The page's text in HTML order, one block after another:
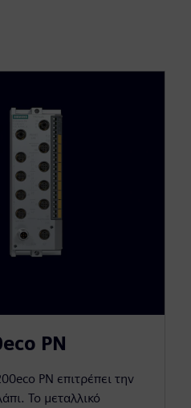
PN
PN επιτρέπει την
Το μεταλλικό